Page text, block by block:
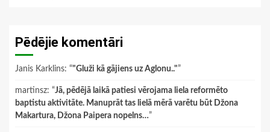
Pēdējie komentāri
Janis Karklins: “"Gluži kā gājiens uz Aglonu.."”
martinsz: “Jā, pēdējā laikā patiesi vērojama liela reformēto
baptistu aktivitāte. Manuprāt tas lielā mērā varētu būt Džona
Makartura, Džona Paipera nopelns…”